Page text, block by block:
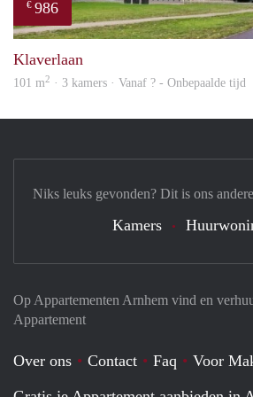
€ 986
Klaverlaan
101 m2 · 3 kamers · Vanaf ? - Onbepaalde tijd
Op Appartementen Arnhem vind en
Appartement
Over ons Contact Faq Voor
Niks leuks gevonden? Dit is ons
Kamers